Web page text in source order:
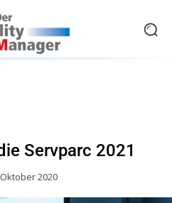
Servparc 2021
2020